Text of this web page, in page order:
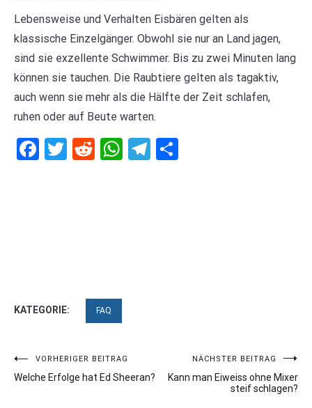
Lebensweise und Verhalten Eisbären gelten als
klassische Einzelgänger. Obwohl sie nur an Land jagen,
sind sie exzellente Schwimmer. Bis zu zwei Minuten lang
können sie tauchen. Die Raubtiere gelten als tagaktiv,
auch wenn sie mehr als die Hälfte der Zeit schlafen,
ruhen oder auf Beute warten.
Facebook
Twitter
RedditWhatsApp
Telegram
KATEGORIE: FAQ
Beitragsnavigation
VORHERIGER BEITRAG
Welche Erfolge hat Ed Sheeran?
NÄCHSTER BEITRAG
Kann man Eiweiss ohne Mixer
steif schlagen?